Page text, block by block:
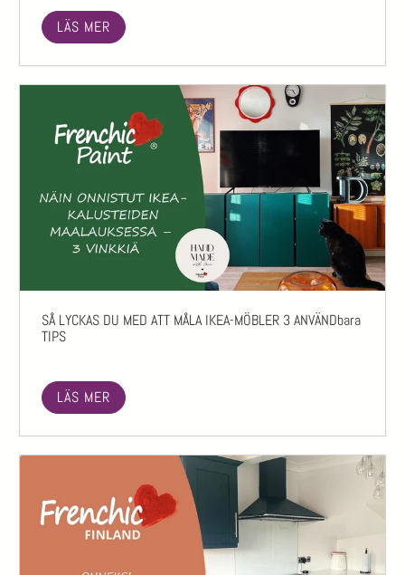
LÄS MER
SÅ LYCKAS DU MED ATT MÅLA IKEA-MÖBLER 3 ANVÄNDbara
TIPS
LÄS MER